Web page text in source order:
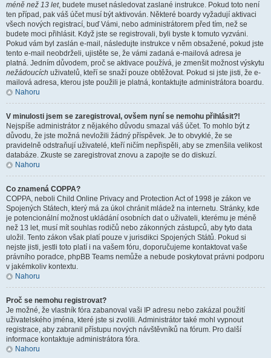
méně než 13 let, budete muset následovat zaslané instrukce. Pokud toto není
ten případ, pak váš účet musí být aktivován. Některé boardy vyžadují aktivaci
všech nových registrací, buď Vámi, nebo administrátorem před tím, než se
budete moci přihlásit. Když jste se registrovali, byli byste k tomuto vyzváni.
Pokud vám byl zaslán e-mail, následujte instrukce v něm obsažené, pokud jste
tento e-mail neobdrželi, ujistěte se, že vámi zadaná e-mailová adresa je
platná. Jedním důvodem, proč se aktivace používá, je zmenšit možnost výskytu
nežádoucích uživatelů, kteří se snaží pouze obtěžovat. Pokud si jste jisti, že e-
mailová adresa, kterou jste použili je platná, kontaktujte administrátora boardu.
Nahoru
V minulosti jsem se zaregistroval, ovšem nyní se nemohu přihlásit?!
Nejspíše administrátor z nějakého důvodu smazal váš účet. To mohlo být z
důvodu, že jste možná nevložili žádný příspěvek. Je to obvyklé, že se
pravidelně odstraňují uživatelé, kteří ničím nepřispěli, aby se zmenšila velikost
databáze. Zkuste se zaregistrovat znovu a zapojte se do diskuzí.
Nahoru
Co znamená COPPA?
COPPA, neboli Child Online Privacy and Protection Act of 1998 je zákon ve
Spojených Státech, který má za úkol chránit mládež na internetu. Stránky, kde
je potencionální možnost ukládání osobních dat o uživateli, kterému je méně
než 13 let, musí mít souhlas rodičů nebo zákonných zástupců, aby tyto data
uložil. Tento zákon však platí pouze v jurisdikci Spojených Států. Pokud si
nejste jisti, jestli toto platí i na vašem fóru, doporučujeme kontaktovat vaše
právního poradce, phpBB Teams nemůže a nebude poskytovat právni podporu
v jakémkoliv kontextu.
Nahoru
Proč se nemohu registrovat?
Je možné, že vlastník fóra zabanoval vaši IP adresu nebo zakázal použití
uživatelského jména, které jste si zvolili. Administrátor také mohl vypnout
registrace, aby zabranil přístupu nových návštěvníků na fórum. Pro další
informace kontaktuje administrátora fóra.
Nahoru